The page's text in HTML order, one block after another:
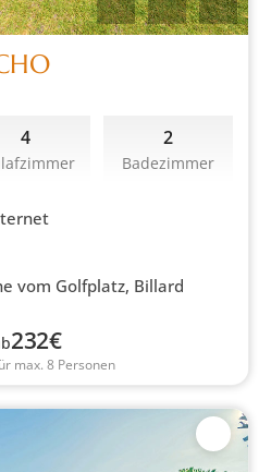
4 2
Badezimmer
vom Golfplatz, Billard
232€
max. 8 Personen